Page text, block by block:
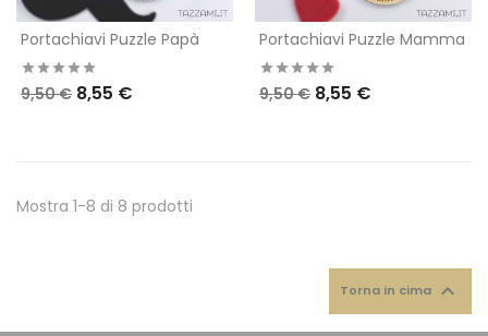
Portachiavi Puzzle Papà
9,50 € 8,55 €
Portachiavi Puzzle Mamma
9,50 € 8,55 €
Mostra 1-8 di 8 prodotti
Torna in cima 